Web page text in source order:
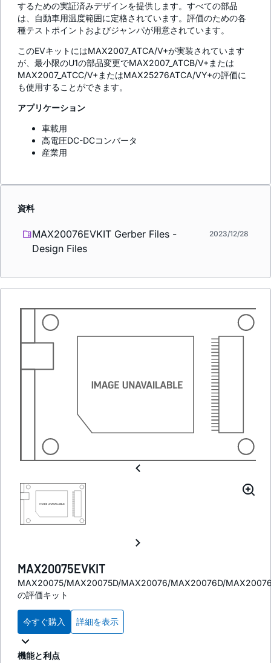
するための実証済みデザインを提供します。すべての部品
は、自動車用温度範囲に定格されています。評価のための各
種テストポイントおよびジャンパが用意されています。
このEVキットにはMAX2007_ATCA/V+が実装されています
が、最小限のU1の部品変更でMAX2007_ATCB/V+または
MAX2007_ATCC/V+またはMAX25276ATCA/VY+の評価に
も使用することができます。
アプリケーション
車載用
高電圧DC-DCコンバータ
産業用
資料
MAX20076EVKIT Gerber Files -
Design Files
2023/12/28
MAX20075EVKIT
MAX20075/MAX20075D/MAX20076/MAX20076D/
の評価キット
今すぐ購入 詳細を表示
機能と利点